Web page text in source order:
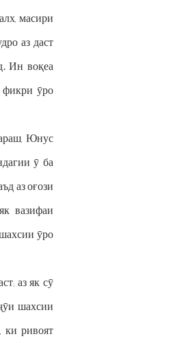
масири
аз даст
Ин воқеа
фикри ӯро
Юнус
ӯ ба
аз оғози
вазифаи
ӯро
аз як сӯ
шахсии
ривоят